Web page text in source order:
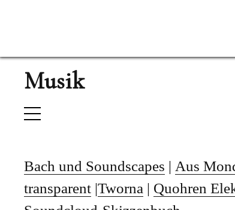
Musik
Bach und Soundscapes | Aus
transparent |Tworna | Quohren